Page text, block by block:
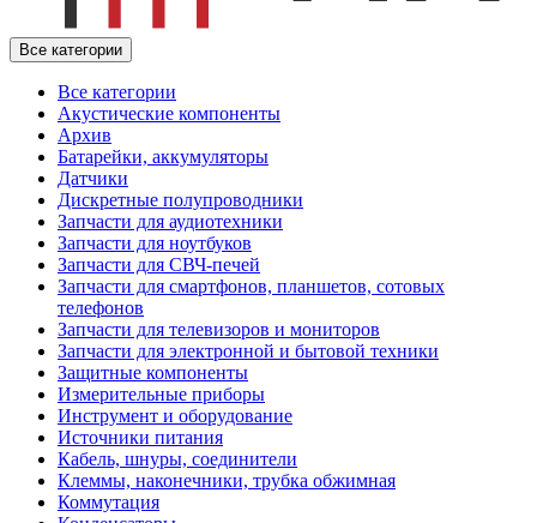
Все категории
Все категории
Акустические компоненты
Архив
Батарейки, аккумуляторы
Датчики
Дискретные полупроводники
Запчасти для аудиотехники
Запчасти для ноутбуков
Запчасти для СВЧ-печей
Запчасти для смартфонов, планшетов, сотовых
телефонов
Запчасти для телевизоров и мониторов
Запчасти для электронной и бытовой техники
Защитные компоненты
Измерительные приборы
Инструмент и оборудование
Источники питания
Кабель, шнуры, соединители
Клеммы, наконечники, трубка обжимная
Коммутация